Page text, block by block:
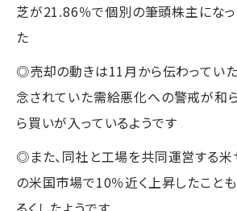
芝が21.86％で個別の筆頭株主にな
た
◎売却の動きは11月から伝わってい
念されていた需給悪化への警戒が和
ら買いが入っているようです
◎また、同社と工場を共同運営する米
の米国市場で10％近く上昇したこと